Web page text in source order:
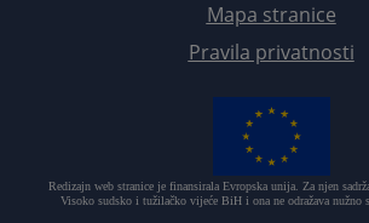
Mapa stranice
Pravila privatnosti
Redizajn web stranice je finansirala Evropska unija. Za njen
Visoko sudsko i tužilačko vijeće BiH i ona ne odražava nužno